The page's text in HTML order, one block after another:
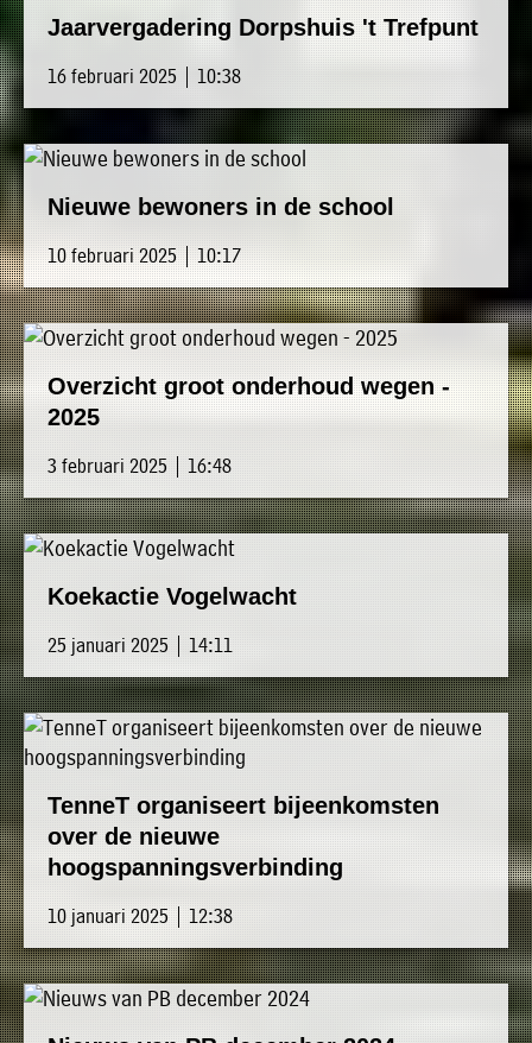
Jaarvergadering Dorpshuis 't Trefpunt
16 februari 2025 | 10:38
Nieuwe bewoners in de school
10 februari 2025 | 10:17
Overzicht groot onderhoud wegen -
2025
3 februari 2025 | 16:48
Koekactie Vogelwacht
25 januari 2025 | 14:11
TenneT organiseert bijeenkomsten
over de nieuwe
hoogspanningsverbinding
10 januari 2025 | 12:38